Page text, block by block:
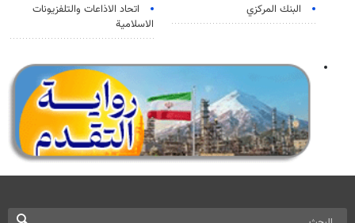
البنك المركزي
اتحاد الاذاعات والتلفزيونات
الاسلامية